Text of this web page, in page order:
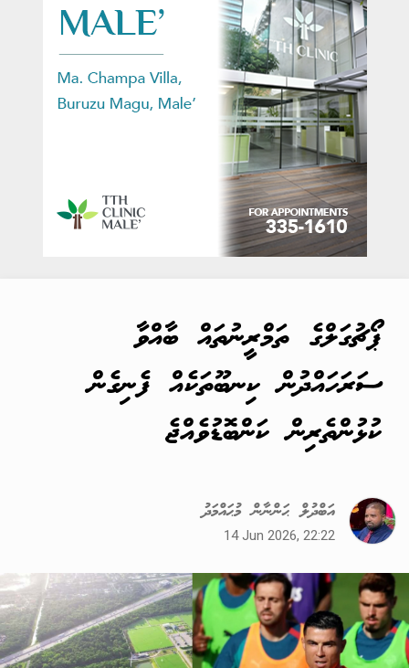
ޕޯޗުގަލްގެ ތަމްރީނުތައް ބާއްވާ
ސަރަހައްދުން ކިނބޫތަކެއް ފެނިގެން
ކުޅުންތެރިން ކަންބޮޑުވެއްޖެ
އަބްދުލް ޙަންނާން މުޙައްމަދު
14 Jun 2026, 22:22